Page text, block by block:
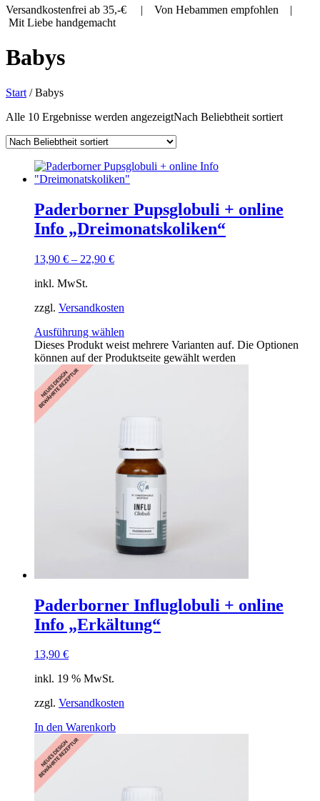
Versandkostenfrei ab 35,-€ | Von Hebammen empfohlen |
Mit Liebe handgemacht
Babys
Start / Babys
Alle 10 Ergebnisse werden angezeigtNach Beliebtheit sortiert
Paderborner Pupsglobuli + online
Info „Dreimonatskoliken“
13,90 € – 22,90 €
inkl. MwSt.
zzgl. Versandkosten
Ausführung wählen
Dieses Produkt weist mehrere Varianten auf. Die Optionen
können auf der Produktseite gewählt werden
Paderborner Influglobuli + online
Info „Erkältung“
13,90 €
inkl. 19 % MwSt.
zzgl. Versandkosten
In den Warenkorb